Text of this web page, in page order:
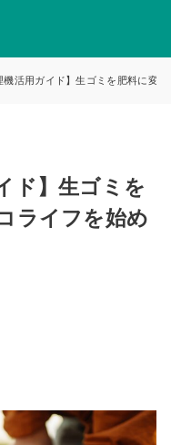
機活用ガイド】生ゴミを肥料に変
ド】生ゴミを
ライフを始め